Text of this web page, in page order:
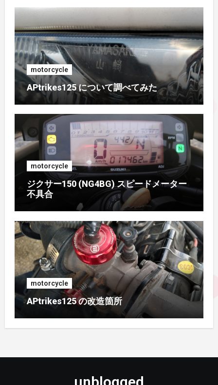
2017年2月
2017年1月 (1)
2016年10月 (1)
2016年9月 (3)
2016年8月 (2)
2016年7月 (1)
2016年6月 (3)
2016年5月 (4)
2016年4月 (2)
2015年11月 (2)
2015年9月 (3)
2015年8月 (2)
motorcycle
APtrikes125 について調べてみた
motorcycle
ジクサー150 (NG4BG) スピードメーター
不具合
motorcycle
APtrikes125 の改造箇所